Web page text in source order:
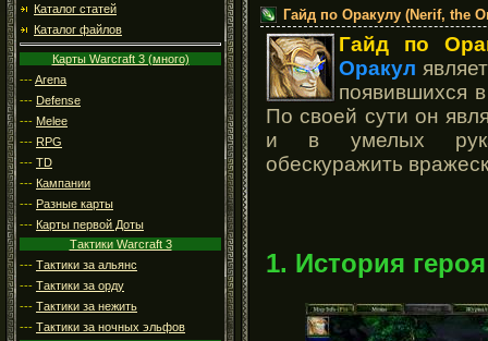
Каталог статей
Каталог файлов
Карты Warcraft 3 (много)
---Arena
--- Defense
--- Melee
--- RPG
--- TD
--- Кампании
--- Разные карты
--- Карты первой Доты
Тактики Warcraft 3
--- Тактики за альянс
--- Тактики за орду
--- Тактики за нежить
--- Тактики за ночных эльфов
Гайд по Оракулу (Nerif, the
Гайд по
Оракул
появившихся
По своей сути он
и в умелых
обескуражить
1. История героя